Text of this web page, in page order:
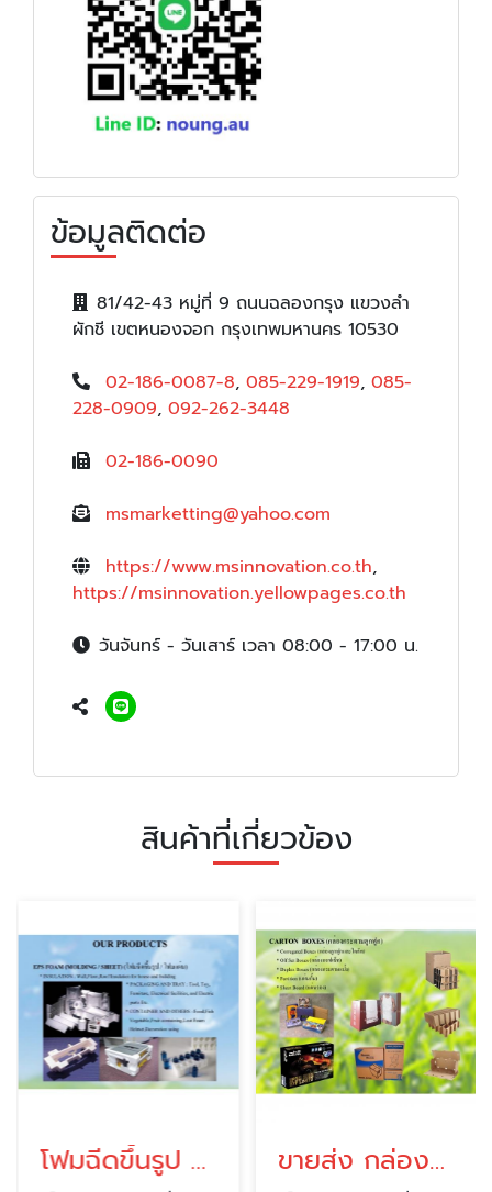
ข้อมูลติดต่อ
81/42-43 หมู่ที่ 9 ถนนฉลองกรุง แขวงลำ
ผักชี เขตหนองจอก กรุงเทพมหานคร 10530
02-186-0087-8, 085-229-1919, 085-
228-0909, 092-262-3448
02-186-0090
msmarketting@yahoo.com
https://www.msinnovation.co.th,
https://msinnovation.yellowpages.co.th
วันจันทร์ - วันเสาร์ เวลา 08:00 - 17:00 น.
สินค้าที่เกี่ยวข้อง
โฟมฉีดขึ้นรูป / โฟมแผ่นอีพีเอส (EPS FOAM SHEET/ INJECTION) ขายส่ง กล่องกระดาษลูกฟูก